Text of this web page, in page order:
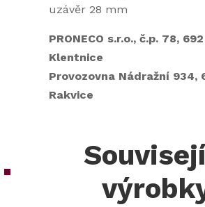
uzávěr 28 mm
PRONECO s.r.o., č.p. 78,
Klentnice
Provozovna Nádražní 934,
Rakvice